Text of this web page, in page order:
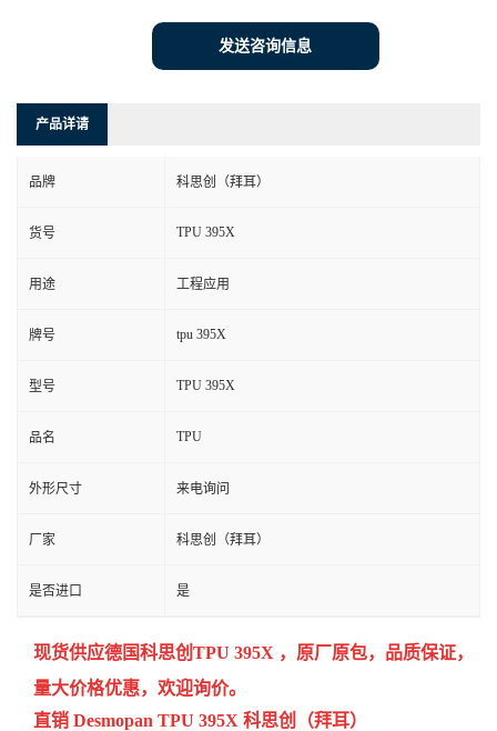
发送咨询信息
产品详请
品牌 科思创（拜耳）
货号 TPU 395X
用途 工程应用
牌号 tpu 395X
型号 TPU 395X
品名 TPU
外形尺寸 来电询问
厂家 科思创（拜耳）
是否进口 是
现货供应德国科思创TPU 395X ， 原厂原包，品质保证，
量大价格优惠，欢迎询价。
直销 Desmopan TPU 395X 科思创（拜耳）